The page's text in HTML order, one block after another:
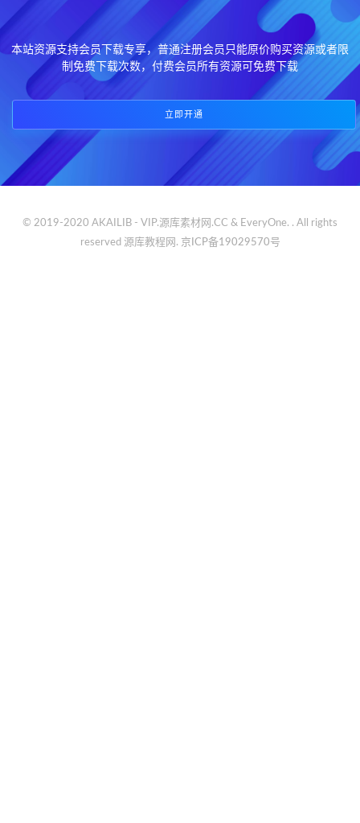
本站资源支持会员下载专享，普通注册会员只能原价购买资源或者限
制免费下载次数，付费会员所有资源可免费下载
立即开通
© 2019-2020 AKAILIB - VIP.源库素材网.CC & EveryOne. . All rights
reserved 源库教程网. 京ICP备19029570号